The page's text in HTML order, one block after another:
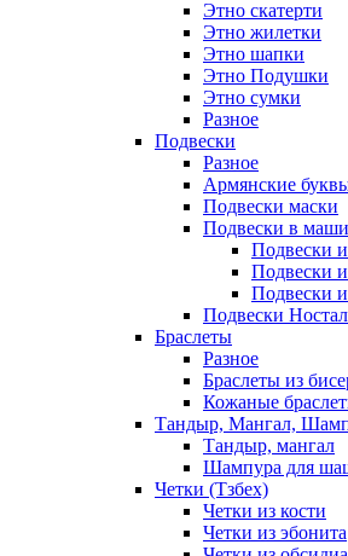
Этно скатерти
Этно жилетки
Этно шапки
Этно Подушки
Этно сумки
Разное
Подвески
Разное
Армянские
Подвески маски
Подвески в
Подвески
Подвески
Подвески
Подвески
Браслеты
Разное
Браслеты из
Кожаные
Тандыр, Мангал,
Тандыр, мангал
Шампура для
Четки (Тзбех)
Четки из кости
Четки из эбонита